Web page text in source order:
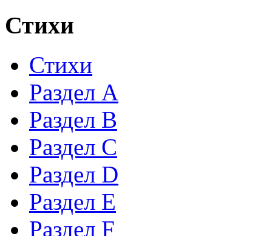
Стихи
Стихи
Раздел А
Раздел B
Раздел С
Раздел D
Раздел Е
Раздел F